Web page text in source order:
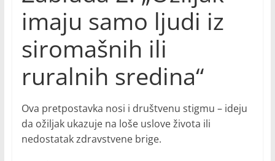
imaju samo ljudi iz
siromašnih ili
ruralnih sredina“
Ova pretpostavka nosi i društvenu stigmu – ideju
da ožiljak ukazuje na loše uslove života ili
nedostatak zdravstvene brige.